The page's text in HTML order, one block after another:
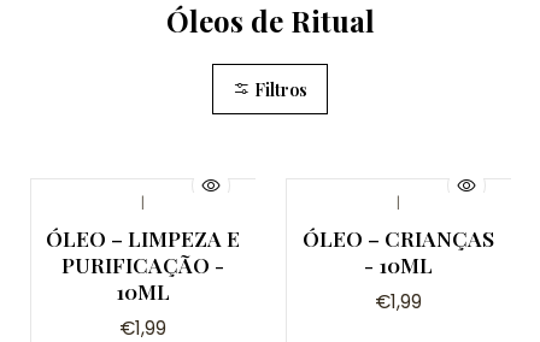
Óleos de Ritual
Filtros
|
ÓLEO – LIMPEZA E
PURIFICAÇÃO -
10ML
€1,99
|
ÓLEO – CRIANÇAS
- 10ML
€1,99